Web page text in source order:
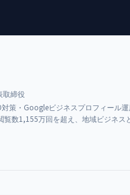
取締役
策・Googleビジネスプロフィール
数1,155万回を超え、地域ビジネ